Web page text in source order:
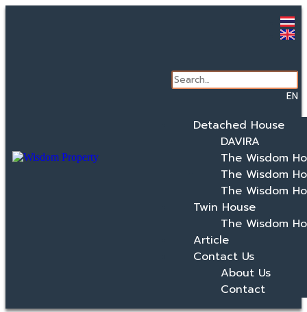
EN
Detached House
DAVIRA
The Wisdom
The Wisdom
The Wisdom
Twin House
The Wisdom
Article
Contact Us
About Us
Contact